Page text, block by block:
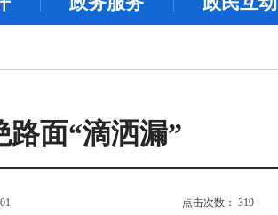
路面“滴洒漏”
点击次数： 319